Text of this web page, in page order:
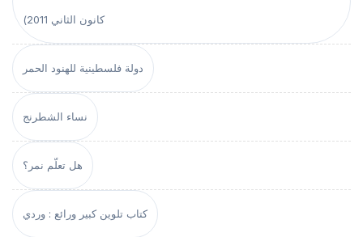
كانون الثاني 2011)
دولة فلسطينية للهنود الحمر
نساء الشطرنج
هل تعلّم نمر؟
كتاب تلوين كبير ورائع : وردي